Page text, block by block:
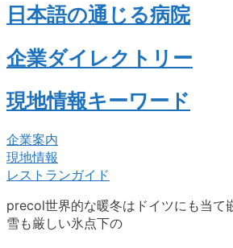
日本語の通じる病院
企業ダイレクトリー
現地情報キーワード
企業案内
現地情報
レストランガイド
precol世界的な暖冬はドイツにも当て
雪も厳しい氷点下の